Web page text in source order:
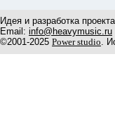
Идея и разработка
Email: info@heavymusic.ru
©2001-2025 Power studio.